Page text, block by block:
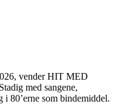
vender HIT MED
med sangene,
i 80’erne som bindemiddel.